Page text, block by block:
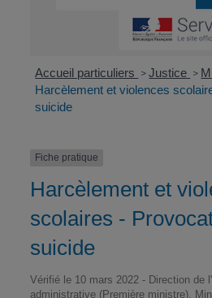
Accueil particuliers > Justice >
Harcèlement et violences
suicide
Fiche pratique
Harcèlement et
scolaires -
suicide
Vérifié le 10 mars 2022 - Direction de
administrative (Première ministre),